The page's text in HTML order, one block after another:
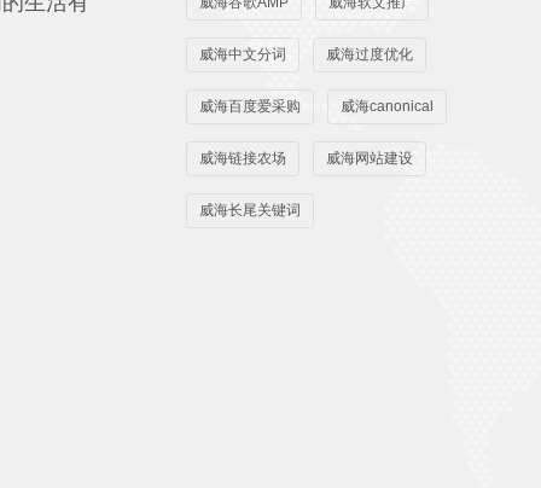
威海中文分词 威海过度优化
威海百度爱采购 威海canonical
威海链接农场 威海网站建设
威海长尾关键词